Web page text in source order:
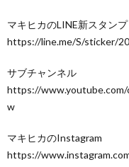
マキヒカのLINE新スタンプ
https://line.me/S/sticker/
サブチャンネル
https://
w
マキヒカのInstagram
https://